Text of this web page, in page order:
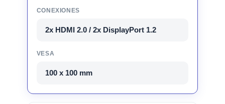
CONEXIONES
2x HDMI 2.0 / 2x DisplayPort 1.2
VESA
100 x 100 mm